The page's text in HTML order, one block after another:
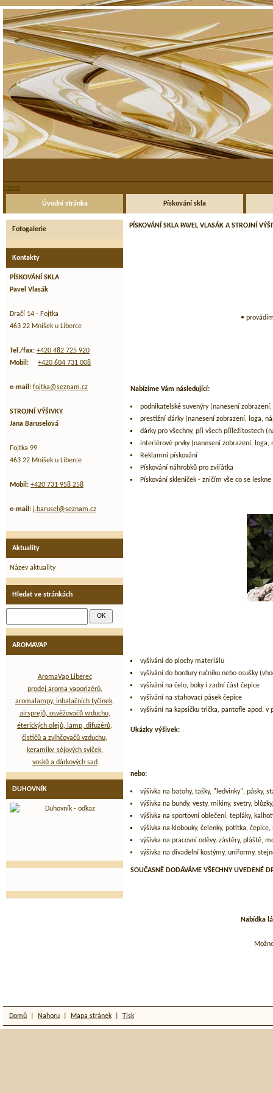
Menu
Úvodní stránka Pískování skla
PÍSKOVÁNÍ SKLA PAVEL VLASÁK A STROJNÍ
•
Nabízíme Vám následující:
podnikatelské suvenýry (nanesení
prestižní dárky (nanesení zobrazení, loga,
dárky pro všechny, při všech příležitostech
interiérové prvky (nanesení zobrazení, loga,
Reklamní pískování
Pískování náhrobků pro zvířátka
Pískování skleniček - zničím vše co se leskne
vyšívání do plochy materiálu
vyšívání do bordury ručníku nebo osušky
vyšívání na čelo, boky i zadní část čepice
vyšívání na stahovací pásek čepice
vyšívání na kapsičku trička, pantofle apod.
Ukázky výšivek:
nebo:
výšivka na batohy, tašky, "ledvinky", pásky,
výšivka na bundy, vesty, mikiny, svetry,
výšivka na sportovní oblečení, tepláky,
výšivka na klobouky, čelenky, potítka, čepice,
výšivka na pracovní oděvy, zástěry, pláště,
výšivka na divadelní kostýmy, uniformy,
SOUČASNĚ DODÁVÁME VŠECHNY UVEDENÉ
Nabídka
Fotogalerie
Kontakty
PÍSKOVÁNÍ SKLA
Pavel Vlasák
Dračí 14 - Fojtka
463 22 Mníšek u Liberce
Tel./fax: +420 482 725 920
Mobil:
+420 604 731 008
e-mail: fojtka@seznam.cz
STROJNÍ VÝŠIVKY
Jana Baruselová
Fojtka 99
463 22 Mníšek u Liberce
Mobil: +420 731 958 258
e-mail: j.barusel@seznam.cz
Aktuality
Název aktuality
Hledat ve stránkách
AROMAVAP
AromaVap Liberec
prodej aroma vaporizérů,
aromalampy, inhalačních tyčinek,
airsprejů, osvěžovačů vzduchu,
éterických olejů, lamp, difuzérů,
čističů a zvlhčovačů vzduchu,
keramiky, sójových svíček,
vosků a dárkových sad
DUHOVNÍK
Domů Nahoru Mapa stránek Tisk